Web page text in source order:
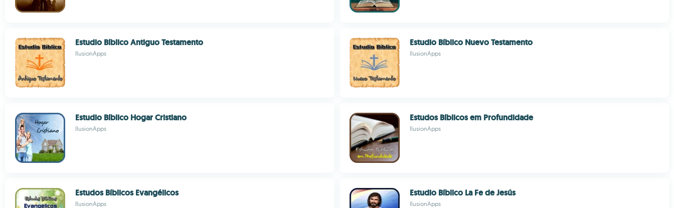
Estudio Bíblico Antiguo Testamento
IlusionApps
Estudio Bíblico Nuevo Testamento
IlusionApps
Estudio Bíblico Hogar Cristiano
IlusionApps
Estudos Bíblicos em Profundidade
IlusionApps
Estudos Bíblicos Evangélicos
IlusionApps
Estudio Bíblico La Fe de Jesús
IlusionApps